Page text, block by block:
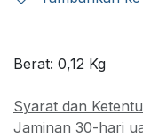
Berat: 0,12 Kg
Syarat dan
Jaminan 30-hari